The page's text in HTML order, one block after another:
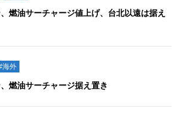
燃油サーチャージ値上げ、台北以遠は据え
海外
燃油サーチャージ据え置き